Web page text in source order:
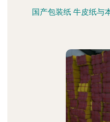
国产包装纸 牛皮纸与